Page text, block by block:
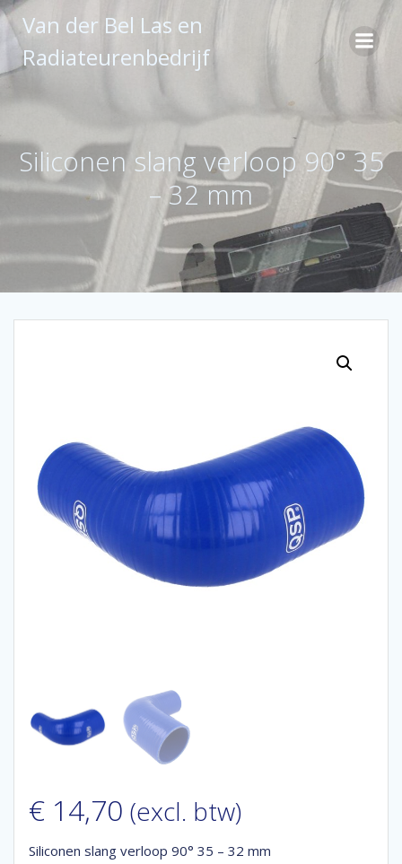
Ga
naar
inhoud
Van der Bel Las en
Radiateurenbedrijf
Siliconen slang verloop 90° 35
– 32 mm
€ 14,70 (excl. btw)
Siliconen slang verloop 90° 35 – 32 mm